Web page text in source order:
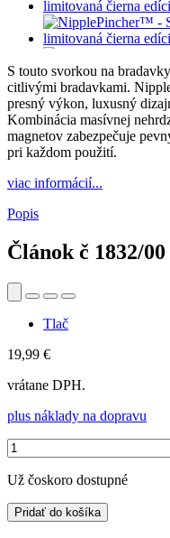
S touto svorkou na
citlivými bradavkami.
presný výkon, luxusný
Kombinácia masívnej
magnetov zabezpečuje
pri každom použití.
viac informácií...
Popis
Článok č 1832/00
Tlač
19,99 €
vrátane DPH.
plus náklady na dopravu
Už čoskoro dostupné
Pridať do košíka